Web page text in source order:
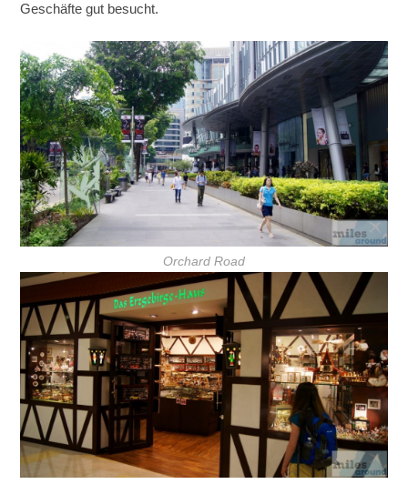
Geschäfte gut besucht.
Orchard Road